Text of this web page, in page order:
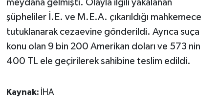
meydana gelmişti. Olayla ilgili yakalanan
şüpheliler İ.E. ve M.E.A. çıkarıldığı mahkemece
tutuklanarak cezaevine gönderildi. Ayrıca suça
konu olan 9 bin 200 Amerikan doları ve 573 nin
400 TL ele geçirilerek sahibine teslim edildi.
Kaynak: İHA